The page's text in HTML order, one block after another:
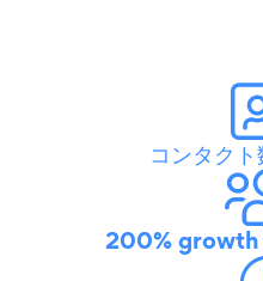
コンタク
200% growth